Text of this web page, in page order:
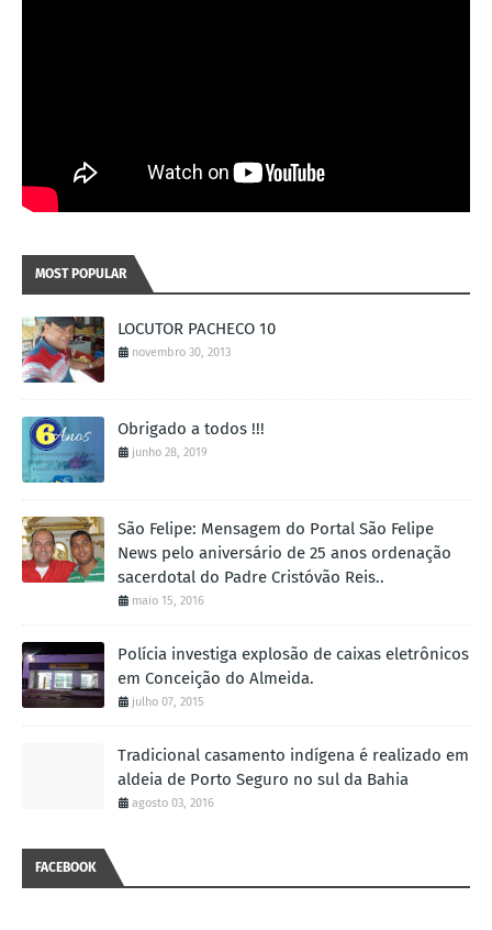
MOST POPULAR
LOCUTOR PACHECO 10
novembro 30, 2013
Obrigado a todos !!!
junho 28, 2019
São Felipe: Mensagem do Portal São Felipe
News pelo aniversário de 25 anos ordenação
sacerdotal do Padre Cristóvão Reis..
maio 15, 2016
Polícia investiga explosão de caixas eletrônicos
em Conceição do Almeida.
julho 07, 2015
Tradicional casamento indígena é realizado em
aldeia de Porto Seguro no sul da Bahia
agosto 03, 2016
FACEBOOK